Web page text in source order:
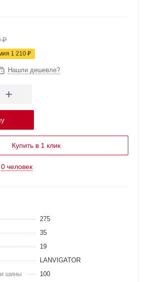
₽
1 210 ₽
Нашли дешевле?
Купить в 1 клик
0 человек
275
35
19
LANVIGATOR
шины 100